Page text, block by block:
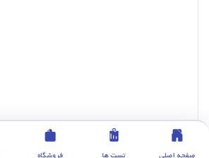
صفحه اصلی تست ها فروشگاه